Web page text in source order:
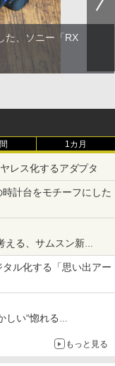
た、ソニー「RX
1カ月
レス化するアダプタ
計台をモチーフにした
える、サムスン新
ル化する「思い出アー
しい“惚れる
もっと見る